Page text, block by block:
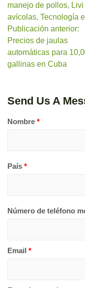
manejo de pollos,
avícolas, Tecnología
Publicación anterior:
Precios de jaulas
automáticas para
gallinas en Cuba
Send Us A
Nombre *
País *
Número de teléfono
Email *